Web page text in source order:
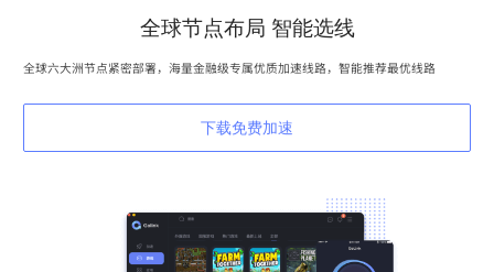
全球节点布局 智能选线
全球六大洲节点紧密部署，海量金融级专属优质加速线路，智能推荐最优线路
下载免费加速